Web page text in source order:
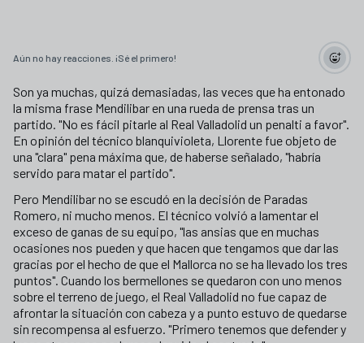
Aún no hay reacciones. ¡Sé el primero!
Son ya muchas, quizá demasiadas, las veces que ha entonado
la misma frase Mendilibar en una rueda de prensa tras un
partido. "No es fácil pitarle al Real Valladolid un penalti a favor".
En opinión del técnico blanquivioleta, Llorente fue objeto de
una "clara" pena máxima que, de haberse señalado, "habría
servido para matar el partido".
Pero Mendilibar no se escudó en la decisión de Paradas
Romero, ni mucho menos. El técnico volvió a lamentar el
exceso de ganas de su equipo, "las ansias que en muchas
ocasiones nos pueden y que hacen que tengamos que dar las
gracias por el hecho de que el Mallorca no se ha llevado los tres
puntos". Cuando los bermellones se quedaron con uno menos
sobre el terreno de juego, el Real Valladolid no fue capaz de
afrontar la situación con cabeza y a punto estuvo de quedarse
sin recompensa al esfuerzo. "Primero tenemos que defender y